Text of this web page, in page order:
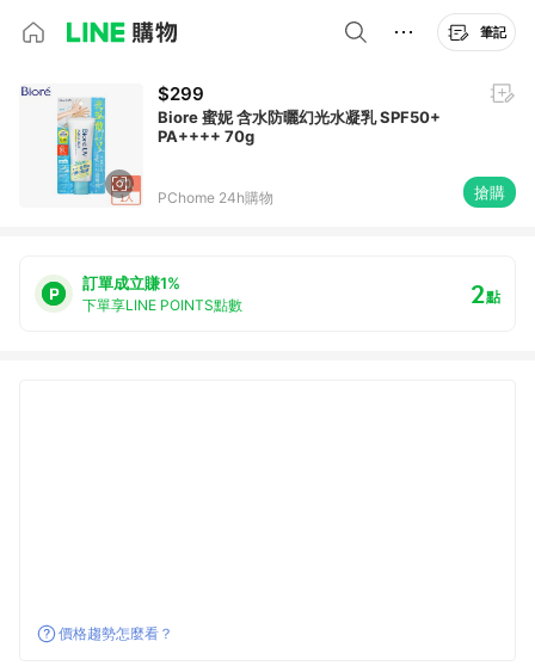
筆記
$299
Biore 蜜妮 含水防曬幻光水凝乳 SPF50+
PA++++ 70g
PChome 24h購物 搶購
訂單成立賺1%
下單享LINE POINTS點數 2點
價格趨勢怎麼看？